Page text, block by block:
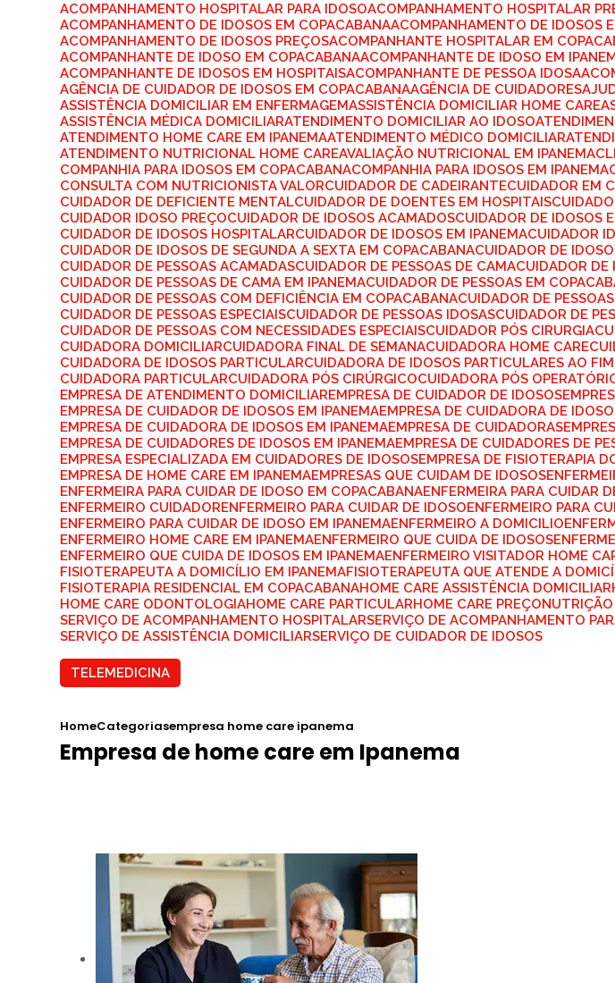
ACOMPANHAMENTO HOSPITALAR PARA IDOSO ACOMPANHAMENTO HOSPITALAR
ACOMPANHAMENTO DE IDOSOS EM COPACABANA ACOMPANHAMENTO DE IDOSOS
ACOMPANHAMENTO DE IDOSOS PREÇOS ACOMPANHANTE HOSPITALAR EM
ACOMPANHANTE DE IDOSO EM COPACABANA ACOMPANHANTE DE IDOSO EM
ACOMPANHANTE DE IDOSOS EM HOSPITAIS ACOMPANHANTE DE PESSOA IDOSA
AGÊNCIA DE CUIDADOR DE IDOSOS EM COPACABANA AGÊNCIA DE CUIDADORES
ASSISTÊNCIA DOMICILIAR EM ENFERMAGEM ASSISTÊNCIA DOMICILIAR HOME CARE
ASSISTÊNCIA MÉDICA DOMICILIAR ATENDIMENTO DOMICILIAR AO IDOSO
ATENDIMENTO HOME CARE EM IPANEMA ATENDIMENTO MÉDICO DOMICILIAR
ATENDIMENTO NUTRICIONAL HOME CARE AVALIAÇÃO NUTRICIONAL EM IPANEMA
COMPANHIA PARA IDOSOS EM COPACABANA
COMPANHIA PARA IDOSOS EM IPANEMA
CONSULTA COM NUTRICIONISTA VALOR
CUIDADOR DE CADEIRANTE CUIDADOR EM
CUIDADOR DE DEFICIENTE MENTAL
CUIDADOR DE DOENTES EM HOSPITAIS
CUIDADOR IDOSO PREÇO
CUIDADOR DE IDOSOS ACAMADOS CUIDADOR DE IDOSOS
CUIDADOR DE IDOSOS HOSPITALAR
CUIDADOR DE IDOSOS EM IPANEMA CUIDADOR
CUIDADOR DE IDOSOS DE SEGUNDA A SEXTA EM COPACABANA
CUIDADOR DE
CUIDADOR DE PESSOAS ACAMADAS
CUIDADOR DE PESSOAS DE CAMA
CUIDADOR
CUIDADOR DE PESSOAS DE CAMA EM IPANEMA
CUIDADOR DE PESSOAS EM
CUIDADOR DE PESSOAS COM DEFICIÊNCIA EM COPACABANA
CUIDADOR DE
CUIDADOR DE PESSOAS ESPECIAIS
CUIDADOR DE PESSOAS IDOSAS CUIDADOR DE
CUIDADOR DE PESSOAS COM NECESSIDADES ESPECIAIS
CUIDADOR PÓS CIRURGIA
CUIDADORA DOMICILIAR
CUIDADORA FINAL DE SEMANA CUIDADORA HOME CARE
CUIDADORA DE IDOSOS PARTICULAR
CUIDADORA DE IDOSOS PARTICULARES AO
CUIDADORA PARTICULAR
CUIDADORA PÓS CIRÚRGICO CUIDADORA PÓS
EMPRESA DE ATENDIMENTO DOMICILIAR EMPRESA DE CUIDADOR DE IDOSOS
EMPRESA DE CUIDADOR DE IDOSOS EM IPANEMA EMPRESA DE CUIDADORA DE
EMPRESA DE CUIDADORA DE IDOSOS EM IPANEMA EMPRESA DE CUIDADORAS
EMPRESA DE CUIDADORES DE IDOSOS EM IPANEMA EMPRESA DE CUIDADORES DE
EMPRESA ESPECIALIZADA EM CUIDADORES DE IDOSOS EMPRESA DE FISIOTERAPIA
EMPRESA DE HOME CARE EM IPANEMA EMPRESAS QUE CUIDAM DE IDOSOS
ENFERMEIRA PARA CUIDAR DE IDOSO EM COPACABANA ENFERMEIRA PARA CUIDAR
ENFERMEIRO CUIDADOR ENFERMEIRO PARA CUIDAR DE IDOSO
ENFERMEIRO PARA
ENFERMEIRO PARA CUIDAR DE IDOSO EM IPANEMA ENFERMEIRO A DOMICILIO
ENFERMEIRO HOME CARE EM IPANEMA ENFERMEIRO QUE CUIDA DE IDOSOS
ENFERMEIRO QUE CUIDA DE IDOSOS EM IPANEMA ENFERMEIRO VISITADOR HOME
FISIOTERAPEUTA A DOMICÍLIO EM IPANEMA FISIOTERAPEUTA QUE ATENDE A
FISIOTERAPIA RESIDENCIAL EM COPACABANA
HOME CARE ASSISTÊNCIA DOMICILIAR
HOME CARE ODONTOLOGIA
HOME CARE PARTICULAR HOME CARE PREÇO
SERVIÇO DE ACOMPANHAMENTO HOSPITALAR SERVIÇO DE ACOMPANHAMENTO
SERVIÇO DE ASSISTÊNCIA DOMICILIAR SERVIÇO DE CUIDADOR DE IDOSOS
TELEMEDICINA
HomeCategoriasempresa home care ipanema
Empresa de home care em Ipanema